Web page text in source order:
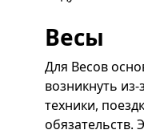
Весы
Для Весов
возникнуть
техники,
обязательств.